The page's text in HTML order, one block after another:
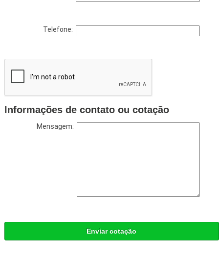
Telefone:
Informações de contato ou cotação
Mensagem:
Enviar cotação